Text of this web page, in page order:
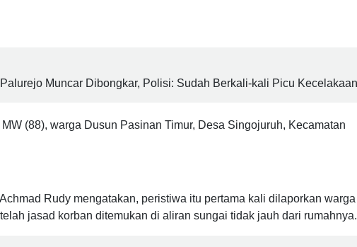
Muncar Dibongkar, Polisi: Sudah Berkali-kali Picu Kecelakaan